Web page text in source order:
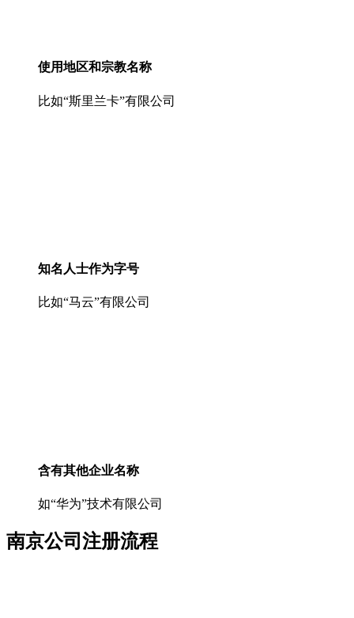
使用地区和宗教名称
比如“斯里兰卡”有限公司
知名人士作为字号
比如“马云”有限公司
含有其他企业名称
如“华为”技术有限公司
南京公司注册流程